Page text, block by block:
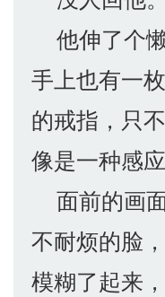
他伸了个
手上也有一
的戒指，只
像是一种感应
面前的画
不耐烦的脸
模糊了起来